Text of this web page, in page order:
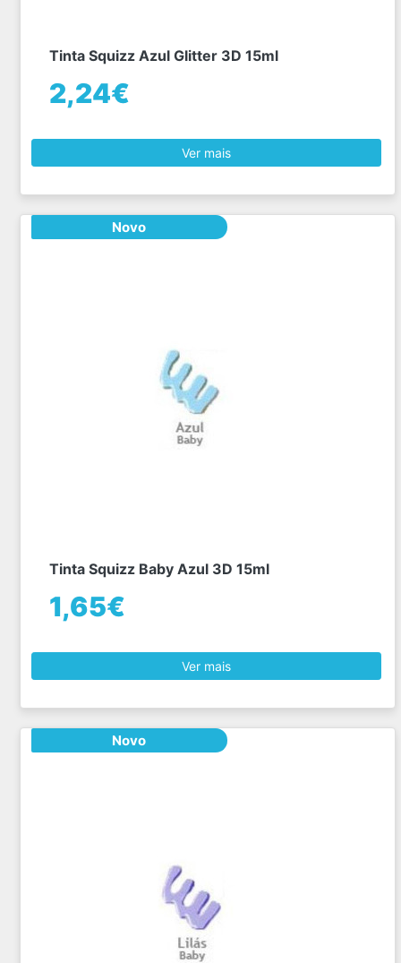
Tinta Squizz Azul Glitter 3D 15ml
2,24€
Ver mais
Novo
Tinta Squizz Baby Azul 3D 15ml
1,65€
Ver mais
Novo